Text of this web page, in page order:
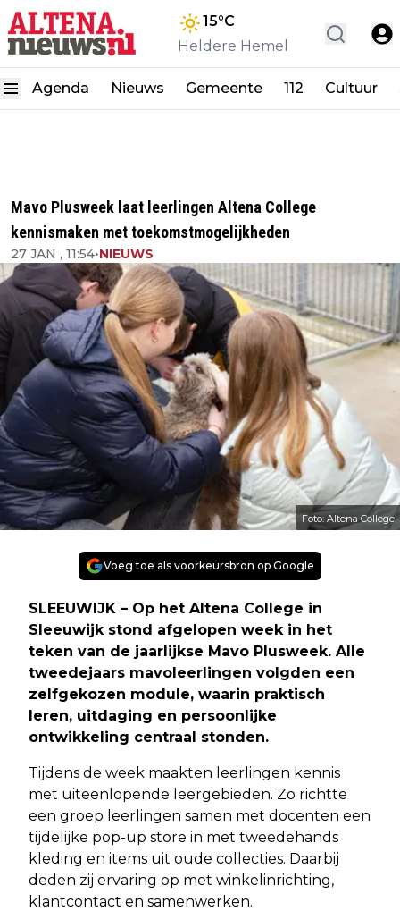
15°C
Heldere Hemel
Agenda Nieuws Gemeente 112 Cultuur
Mavo Plusweek laat leerlingen Altena College
kennismaken met toekomstmogelijkheden
27 JAN , 11:54•NIEUWS
Foto: Altena College
Voeg toe als voorkeursbron op Google
SLEEUWIJK – Op het Altena College in
Sleeuwijk stond afgelopen week in het
teken van de jaarlijkse Mavo Plusweek. Alle
tweedejaars mavoleerlingen volgden een
zelfgekozen module, waarin praktisch
leren, uitdaging en persoonlijke
ontwikkeling centraal stonden.
Tijdens de week maakten leerlingen kennis
met uiteenlopende leergebieden. Zo richtte
een groep leerlingen samen met docenten een
tijdelijke pop-up store in met tweedehands
kleding en items uit oude collecties. Daarbij
deden zij ervaring op met winkelinrichting,
klantcontact en samenwerken.